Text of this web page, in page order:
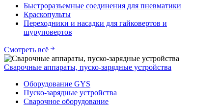
Быстроразъемные соединения для пневматики
Краскопульты
Переходники и насадки для гайковертов и
шуруповертов
Смотреть всё
Сварочные аппараты, пуско-зарядные устройства
Оборудование GYS
Пуско-зарядные устройства
Сварочное оборудование